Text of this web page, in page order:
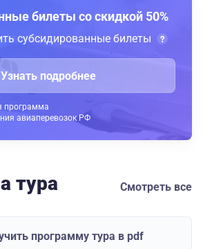
билеты со скидкой 50%
субсидированные билеты
Узнать подробнее
программа
авиаперевозок РФ
тура Смотреть все
программу тура в pdf